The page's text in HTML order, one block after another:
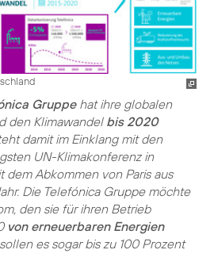
Gruppehat ihre globalen
den Klimawandel bis 2020
damit im Einklang mit den
UN-Klimakonferenz in
dem Abkommen von Paris aus
Die Telefónica Gruppe möchte
den sie für ihren Betrieb
von erneuerbaren Energien
es sogar bis zu 100 Prozent